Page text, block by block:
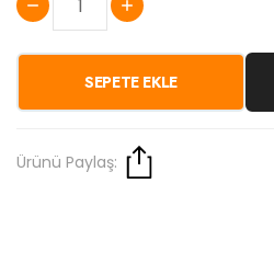
SEPETE EKLE
Ürünü Paylaş: